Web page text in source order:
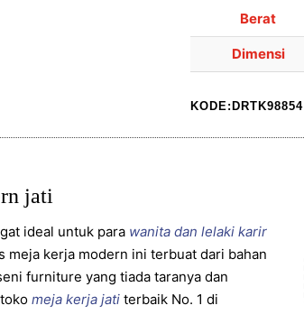
Berat
Dimensi
KODE:DRTK98854
jati
ideal untuk para wanita dan lelaki karir
kerja modern ini terbuat dari bahan
furniture yang tiada taranya dan
tokomeja kerja jati terbaik No. 1 di